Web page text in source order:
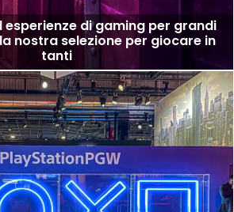
esperienze di gaming per grandi
nostra selezione per giocare in
tanti